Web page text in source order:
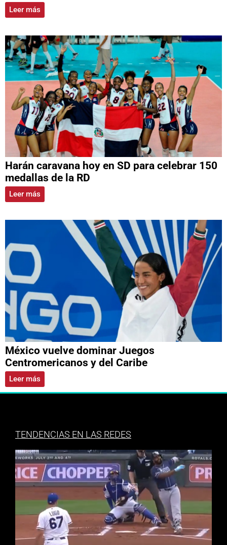
Leer más
Harán caravana hoy en SD para celebrar 150
medallas de la RD
Leer más
México vuelve dominar Juegos
Centromericanos y del Caribe
Leer más
TENDENCIAS EN LAS REDES